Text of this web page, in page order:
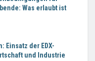
Was erlaubt ist
Einsatz der EDX-
und Industrie